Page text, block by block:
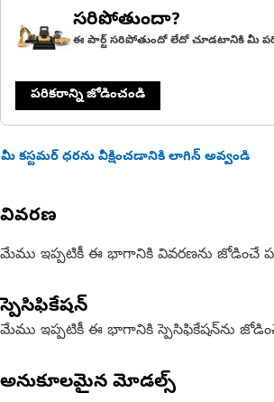
సరిపోతుందా?
ఈ పార్ట్ సరిపోతుందో లేదో చూడటానికి మీ
పరికరాన్ని జోడించండి
మీ కస్టమర్ ధరను వీక్షించడానికి లాగిన్ అవ్వండి
వివరణ
మేము ఇప్పటికీ ఈ భాగానికి వివరణను జోడించే
స్పెసిఫికేషన్
మేము ఇప్పటికీ ఈ భాగానికి స్పెసిఫికేషన్‌ను
అనుకూలమైన మోడల్స్